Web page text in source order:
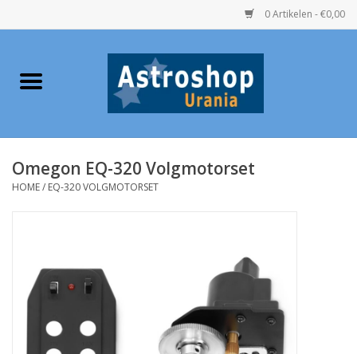
0 Artikelen - €0,00
Home
Telescopen
Urania / Eclipsbrillen
Speelgoed
Omegon EQ-320 Volgmotorset
HOME/ EQ-320 VOLGMOTORSET